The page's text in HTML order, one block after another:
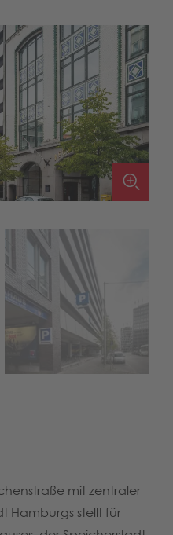
mit zentraler
Hamburgs stellt für